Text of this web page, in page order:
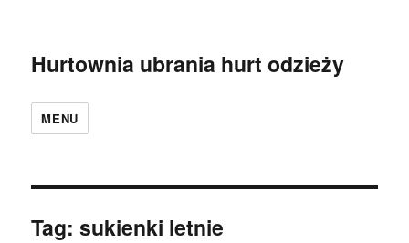
Hurtownia ubrania hurt odzieży
MENU
Tag:sukienki letnie